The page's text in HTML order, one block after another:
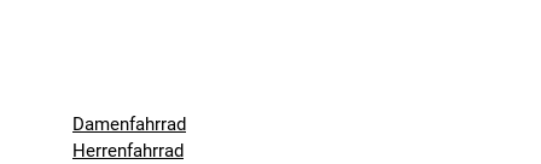
Damenfahrrad
Herrenfahrrad